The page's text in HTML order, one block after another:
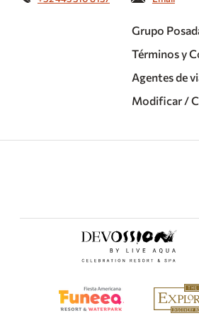
Grupo
Términos y
Agentes de
Modificar /